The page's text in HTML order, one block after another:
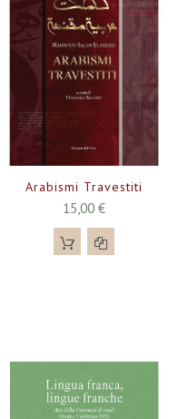
Arabismi Travestiti
15,00 €